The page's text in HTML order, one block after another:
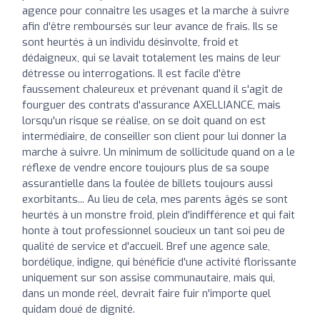
agence pour connaitre les usages et la marche à suivre
afin d'être remboursés sur leur avance de frais. Ils se
sont heurtés à un individu désinvolte, froid et
dédaigneux, qui se lavait totalement les mains de leur
détresse ou interrogations. Il est facile d'être
faussement chaleureux et prévenant quand il s'agit de
fourguer des contrats d'assurance AXELLIANCE, mais
lorsqu'un risque se réalise, on se doit quand on est
intermédiaire, de conseiller son client pour lui donner la
marche à suivre. Un minimum de sollicitude quand on a le
réflexe de vendre encore toujours plus de sa soupe
assurantielle dans la foulée de billets toujours aussi
exorbitants... Au lieu de cela, mes parents âgés se sont
heurtés à un monstre froid, plein d'indifférence et qui fait
honte à tout professionnel soucieux un tant soi peu de
qualité de service et d'accueil. Bref une agence sale,
bordélique, indigne, qui bénéficie d'une activité florissante
uniquement sur son assise communautaire, mais qui,
dans un monde réel, devrait faire fuir n'importe quel
quidam doué de dignité.